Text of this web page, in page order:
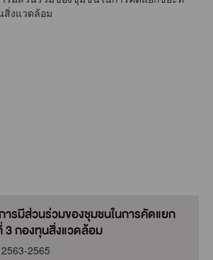
ารมีส่วนร่วมของชุมชนในการคัดแยก
3 กองทุนสิ่งแวดล้อม
2565